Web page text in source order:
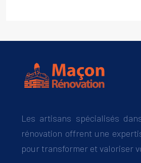
Les artisans spécialisés
rénovation offrent une
pour transformer et valoriser